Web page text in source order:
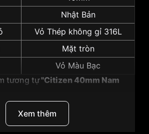
Nhật Bản
Vỏ Thép không gỉ 316L
Mặt tròn
Vỏ Màu Bạc
tương tự"Citizen 40mm Nam
Xem thêm